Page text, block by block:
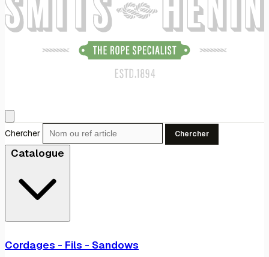
Chercher Chercher
Catalogue
Cordages - Fils - Sandows